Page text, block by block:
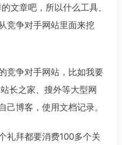
文章吧，所以什么工具、
竞争对手网站里面来挖
竞争对手网站，比如我要
长之家、搜外等大型网
博客，使用文档记录。
礼拜都要消费100多个关